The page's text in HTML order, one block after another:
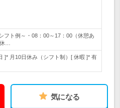
フト例～・08：00～17：00（休憩あ
…
月10日休み（シフト制）[ 休暇 ]* 有
気になる